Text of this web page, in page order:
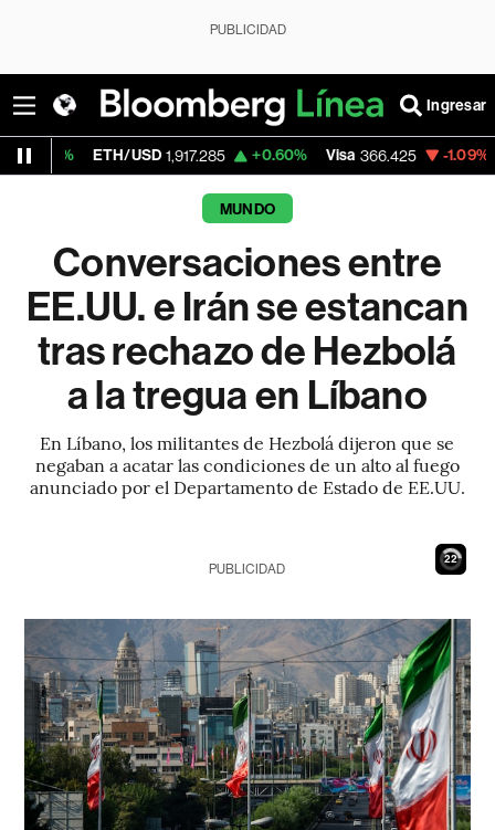
PUBLICIDAD
Ingresar
USD 1,917.285 +0.60% Visa 366.425 -1.09%
MUNDO
Conversaciones entre
EE.UU. e Irán se estancan
tras rechazo de Hezbolá
a la tregua en Líbano
En Líbano, los militantes de Hezbolá dijeron que se
negaban a acatar las condiciones de un alto al fuego
anunciado por el Departamento de Estado de EE.UU.
21
PUBLICIDAD